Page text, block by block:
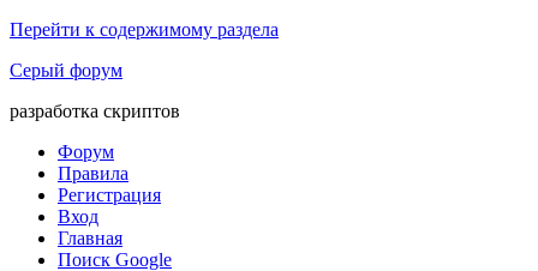
Перейти к содержимому раздела
Серый форум
разработка скриптов
Форум
Правила
Регистрация
Вход
Главная
Поиск Google